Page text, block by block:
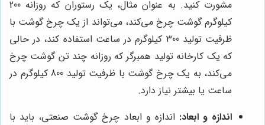
مشورت کنید. به عنوان مثال، یک رستوران که روزانه 200
کیلوگرم گوشت چرخ می‌کند، می‌تواند از یک چرخ گوشت با
ظرفیت تولید 300 کیلوگرم در ساعت استفاده کند، در حالی
که یک کارخانه تولید همبرگر که روزانه چند تن گوشت چرخ
می‌کند، به یک چرخ گوشت با ظرفیت تولید 800 کیلوگرم در
ساعت یا بیشتر نیاز دارد.
اندازه و ابعاد: اندازه و ابعاد چرخ گوشت صنعتی، باید با